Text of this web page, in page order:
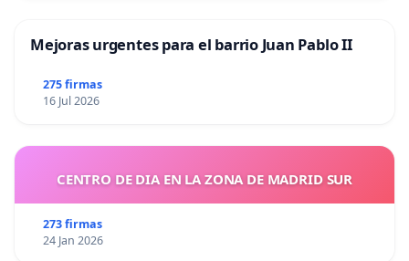
Mejoras urgentes para el barrio Juan Pablo II
275 firmas
16 Jul 2026
CENTRO DE DIA EN LA ZONA DE MADRID SUR
273 firmas
24 Jan 2026